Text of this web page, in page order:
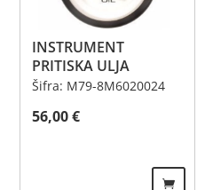
INSTRUMENT
PRITISKA ULJA
Šifra: M79-8M6020024
56,00€